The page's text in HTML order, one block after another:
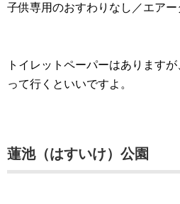
子供専用のおすわりなし／エアー
トイレットペーパーはあります
って行くといいですよ。
蓮池（はすいけ）公園